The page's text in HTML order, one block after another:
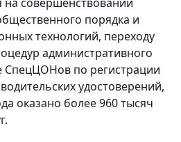
порядка и
технологий, переходу
административного
СпецЦОНов по регистрации
удостоверений,
оказано более 960 тысяч